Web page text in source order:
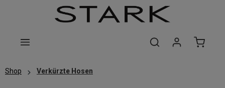
Zum Hauptinhalt springen
Shop Verkürzte Hosen